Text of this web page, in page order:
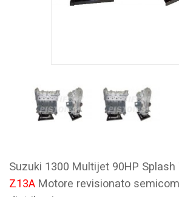
Suzuki 1300 Multijet 90HP Splash
Z13A Motore revisionato